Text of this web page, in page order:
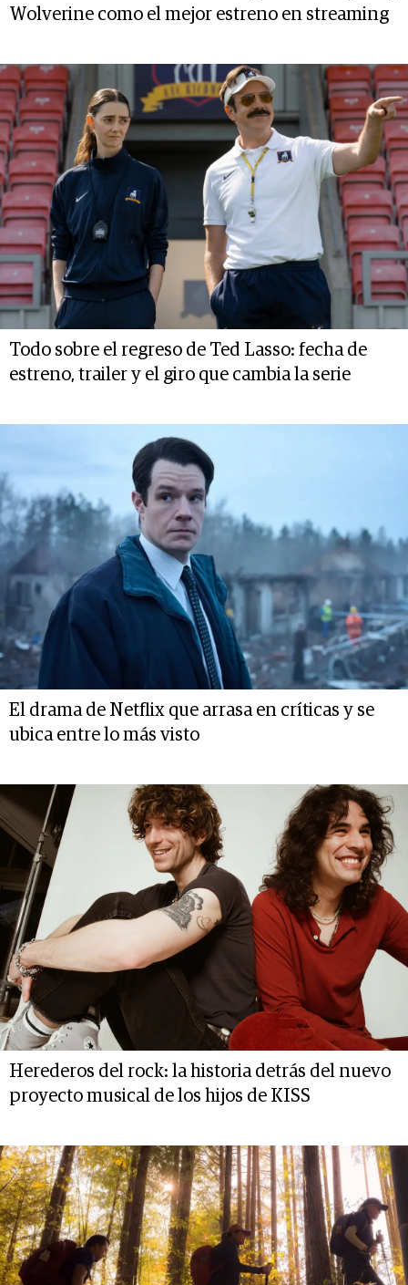
Wolverine como el mejor estreno en streaming
Todo sobre el regreso de Ted Lasso: fecha de
estreno, trailer y el giro que cambia la serie
El drama de Netflix que arrasa en críticas y se
ubica entre lo más visto
Herederos del rock: la historia detrás del nuevo
proyecto musical de los hijos de KISS